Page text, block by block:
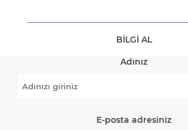
BILGI AL
Adınız
E-posta adresiniz